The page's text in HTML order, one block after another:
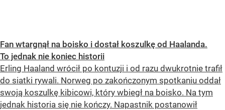
Fan wtargnął na boisko i dostał koszulkę od Haalanda.
To jednak nie koniec historii
Erling Haaland wrócił po kontuzji i od razu dwukrotnie trafił
do siatki rywali. Norweg po zakończonym spotkaniu oddał
swoją koszulkę kibicowi, który wbiegł na boisko. Na tym
jednak historia się nie kończy. Napastnik postanowił